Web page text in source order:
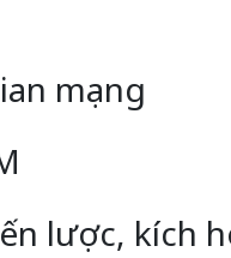
mạng
lược, kích